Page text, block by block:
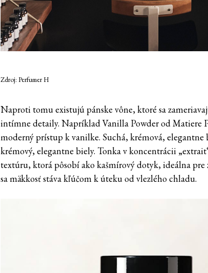
Zdroj: Perfumer H
Naproti tomu existujú pánske vône, ktoré sa
intímne detaily. Napríklad Vanilla Powder od Matiere
moderný prístup k vanilke. Suchá, krémová, elegantne
krémový, elegantne biely. Tonka v koncentrácii
textúru, ktorá pôsobí ako kašmírový dotyk, ideálna
sa mäkkosť stáva kľúčom k úteku od vlezlého chladu.